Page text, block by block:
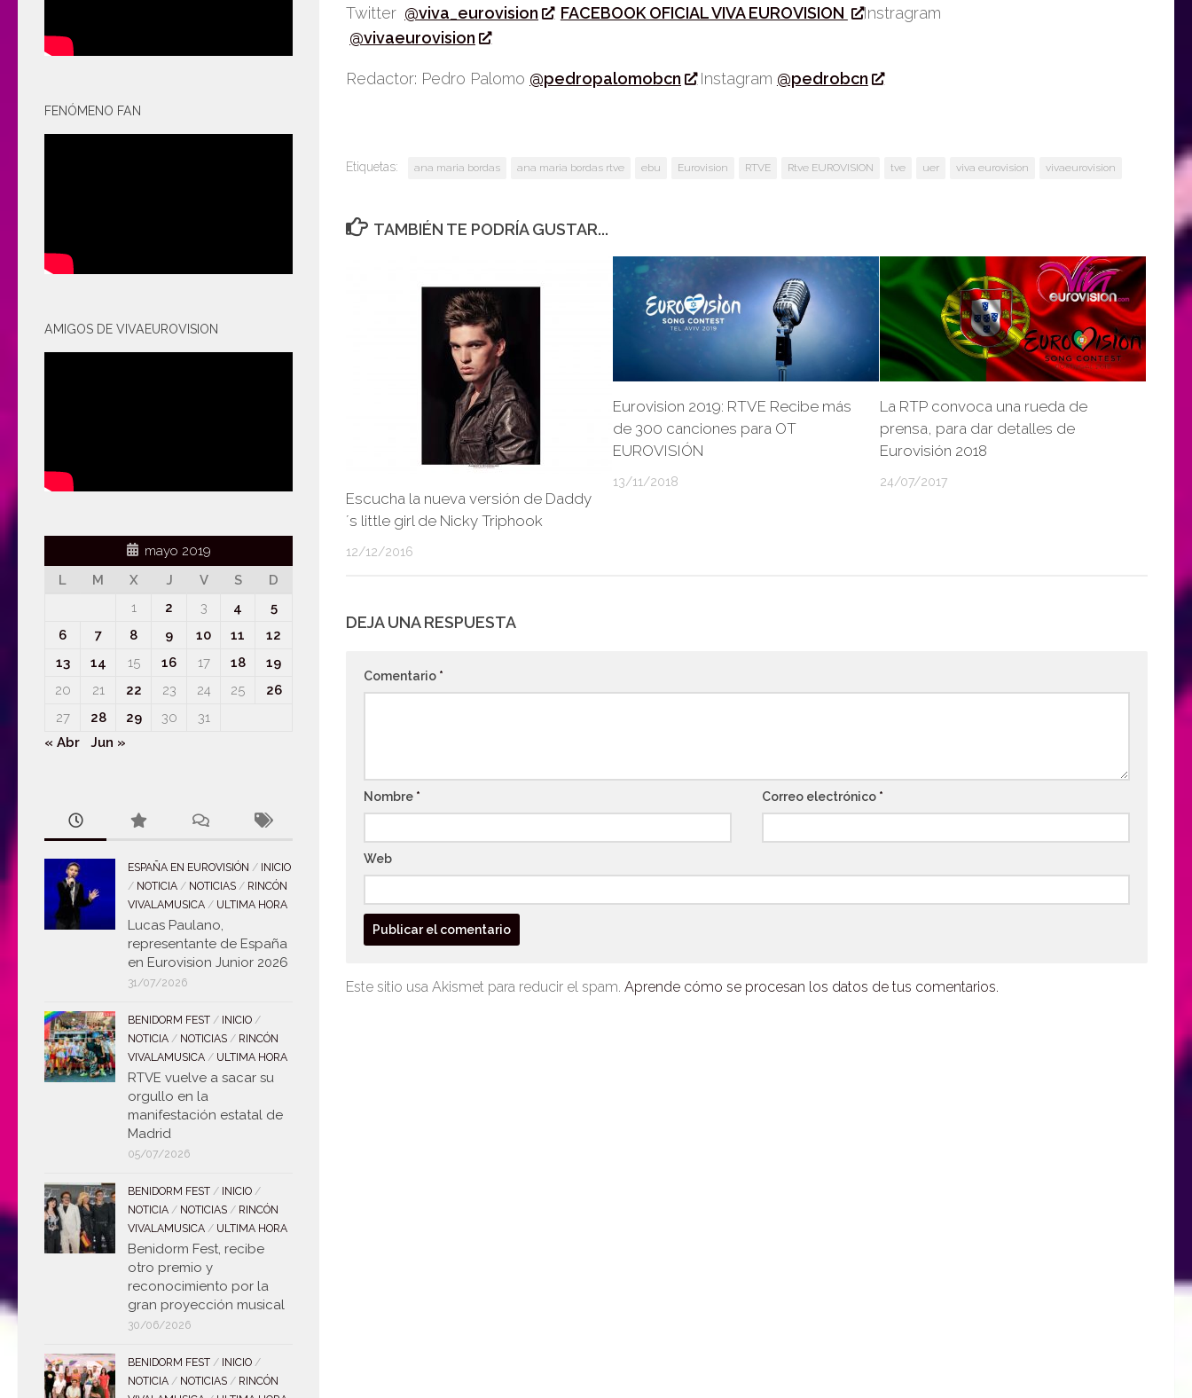
Twitter @viva_eurovision FACEBOOK OFICIAL VIVA EUROVISION
Instragram
@vivaeurovision
Redactor: Pedro Palomo @pedropalomobcn Instagram @pedrobcn
Etiquetas: ana maria bordas ana maria bordas rtve ebu Eurovision RTVE Rtve EUROVISION tve uer viva eurovision vivaeurovision
TAMBIÉN TE PODRÍA GUSTAR...
Escucha la nueva versión de Daddy
´s little girl de Nicky Triphook
12/12/2016
Eurovision 2019: RTVE Recibe más
de 300 canciones para OT
EUROVISIÓN
13/11/2018
La RTP convoca una rueda de
prensa, para dar detalles de
Eurovisión 2018
24/07/2017
DEJA UNA RESPUESTA
Comentario *
Nombre * Correo electrónico *
Web
Este sitio usa Akismet para reducir el spam. Aprende cómo se procesan los datos de tus comentarios.
FENÓMENO FAN
AMIGOS DE VIVAEUROVISION
mayo 2019
L
M X J V S
D
1
2 3 4
5
6
7 8 9 10 11
12
13
14 15 16 17 18
19
20
21 22 23 24 25
26
27
28 29 30
31
« Abr
Jun »
ESPAÑA EN EUROVISIÓN / INICIO
/ NOTICIA / NOTICIAS / RINCÓN
VIVALAMUSICA / ULTIMA HORA
Lucas Paulano,
representante de España
en Eurovision Junior 2026
31/07/2026
BENIDORM FEST / INICIO /
NOTICIA / NOTICIAS / RINCÓN
VIVALAMUSICA / ULTIMA HORA
RTVE vuelve a sacar su
orgullo en la
manifestación estatal de
Madrid
05/07/2026
BENIDORM FEST / INICIO /
NOTICIA / NOTICIAS / RINCÓN
VIVALAMUSICA / ULTIMA HORA
Benidorm Fest, recibe
otro premio y
reconocimiento por la
gran proyección musical
30/06/2026
BENIDORM FEST / INICIO /
NOTICIA / NOTICIAS / RINCÓN